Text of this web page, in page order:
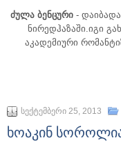
ძულა ბენცური -
ნირედჰაზაში.იგი
აკადემიური
სექტემბერი 25, 2013
ხოაკინ